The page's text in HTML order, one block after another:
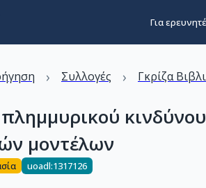
Για
› Συλλογές › Γκρίζα
μοντέλων
uoadl:1317126